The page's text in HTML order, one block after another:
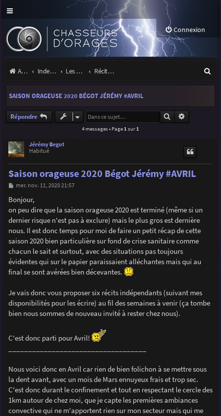
Connexion
Accueil Index du forum Les orages Récits et photos d'orages
e
SAISON ORAGEUSE 2020 BÉGOT JÉRÉMY #AVRIL
Répondre Rechercher
4 messages • Page 1 sur 1
Jérémy Begot
Habitué
Saison orageuse 2020 Bégot Jérémy #AVRIL
M
s
s
a
e
mer. nov. 11, 2020 21:57
Bonjour,
on peu dire que la saison orageuse 2020 est terminé (même si un
dernier risque n'est pas à exclure) mais le plus gros est dernière
nous. Il est donc temps pour moi de faire un petit récap de cette
saison 2020 bien particulière sur fond de crise sanitaire comme
chacun le sait et surtout, avec des situations pas toujours
évidentes qui sur le papier paraissaient alléchantes mais qui au
final se sont avérées bien décevantes.
Je vais donc vous proposer six récits indépendants (suivant mes
disponibilités pour les écrire) au fil des semaines à venir (ça tombe
bien nous sommes de nouveau invité à rester chez nous).
C'est donc parti pour Avril!
Nous voici donc en Avril car rien de bien folichon à se mettre sous
la dent avant, avec un mois de Mars ennuyeux frais et trop sec.
C'est donc durant le confinement et tout en respectant le cercle des
1km autour de chez moi, que je capte les premières ambiances
convective qui ne m'apportent rien sur mon secteur mais qui me